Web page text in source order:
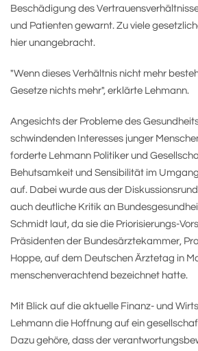
Beschädigung des
und Patienten gewarnt. Zu viele
hier unangebracht.
"Wenn dieses Verhältnis nicht mehr
Gesetze nichts mehr", erklärte Lehmann.
Angesichts der Probleme des
schwindenden Interesses junger
forderte Lehmann Politiker und
Behutsamkeit und Sensibilität im
auf. Dabei wurde aus der
auch deutliche Kritik an
Schmidt laut, da sie die Priorisierungs-
Präsidenten der Bundesärztekammer,
Hoppe, auf dem Deutschen Ärztetag in
menschenverachtend bezeichnet hatte.
Mit Blick auf die aktuelle Finanz- und
Lehmann die Hoffnung auf ein
Dazu gehöre, dass der